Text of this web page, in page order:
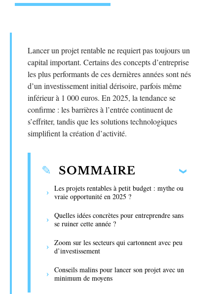
Lancer un projet rentable ne requiert pas toujours un
capital important. Certains des concepts d’entreprise
les plus performants de ces dernières années sont nés
d’un investissement initial dérisoire, parfois même
inférieur à 1 000 euros. En 2025, la tendance se
confirme : les barrières à l’entrée continuent de
s’effriter, tandis que les solutions technologiques
simplifient la création d’activité.
SOMMAIRE
Les projets rentables à petit budget : mythe ou
vraie opportunité en 2025 ?
Quelles idées concrètes pour entreprendre sans
se ruiner cette année ?
Zoom sur les secteurs qui cartonnent avec peu
d’investissement
Conseils malins pour lancer son projet avec un
minimum de moyens